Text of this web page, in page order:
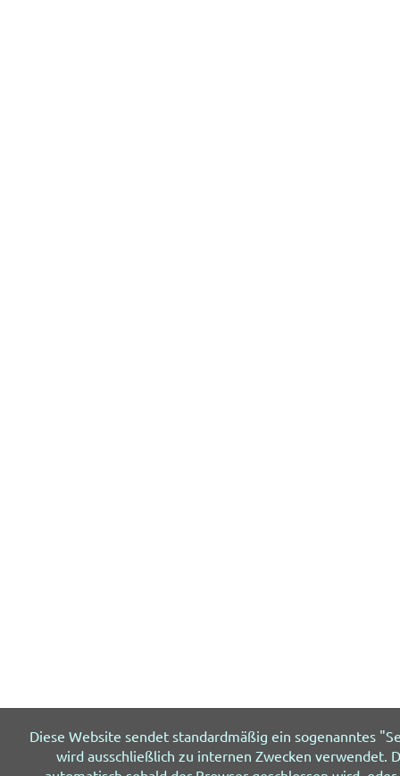
Diese Website sendet standardmäßig ein sogenanntes
wird ausschließlich zu internen Zwecken verwendet.